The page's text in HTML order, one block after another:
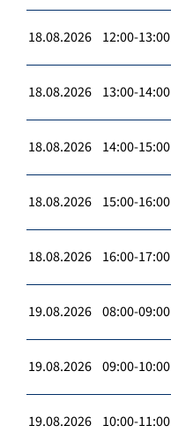
18.08.2026 12:00-13:00
18.08.2026 13:00-14:00
18.08.2026 14:00-15:00
18.08.2026 15:00-16:00
18.08.2026 16:00-17:00
19.08.2026 08:00-09:00
19.08.2026 09:00-10:00
19.08.2026 10:00-11:00